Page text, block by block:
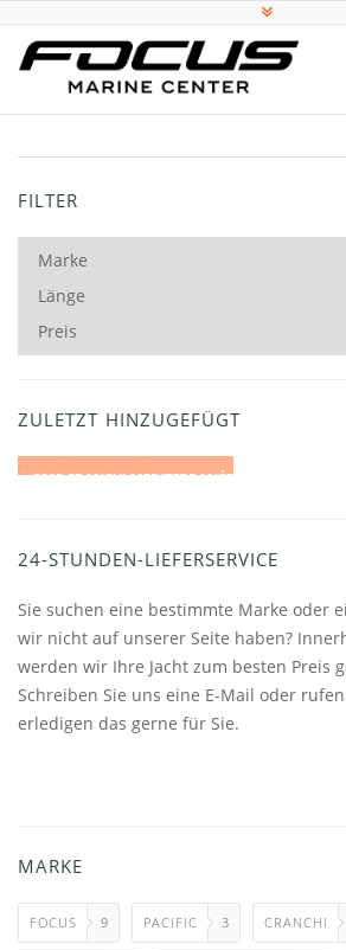
FILTER
ZULETZT HINZUGEFÜGT
24-STUNDEN-LIEFERSERVICE
Sie suchen eine bestimmte Marke oder
wir nicht auf unserer Seite haben?
werden wir Ihre Jacht zum besten Preis
Schreiben Sie uns eine E-Mail oder
erledigen das gerne für Sie.
MARKE
FOCUS 9 PACIFIC 3 CRANCHI